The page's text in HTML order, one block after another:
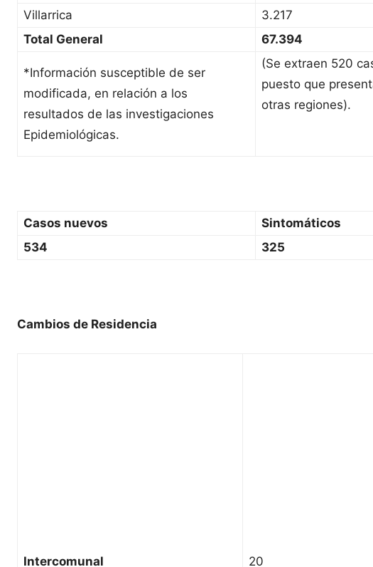
Villarrica
3.217
Total General
67.394
*Información susceptible de ser
modificada, en relación a los
resultados de las investigaciones
Epidemiológicas.
(Se extraen 520
puesto que
otras regiones).
Casos nuevos Sintomáticos
534
325
Cambios de Residencia
Intercomunal 20